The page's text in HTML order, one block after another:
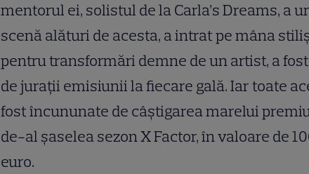
mentorul ei, solistul de la Carla’s Dreams, a
scenă alături de acesta, a intrat pe mâna
pentru transformări demne de un artist, a
de juraţii emisiunii la fiecare gală. Iar toate
fost încununate de câştigarea marelui
de-al şaselea sezon X Factor, în valoare de
euro.